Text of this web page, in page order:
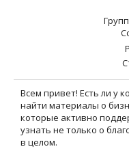
Всем привет! Есть ли у
найти материалы о
которые активно
узнать не только о
в целом.